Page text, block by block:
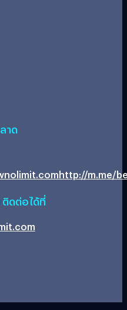
าด
http://m.me/
ดต่อได้ที่